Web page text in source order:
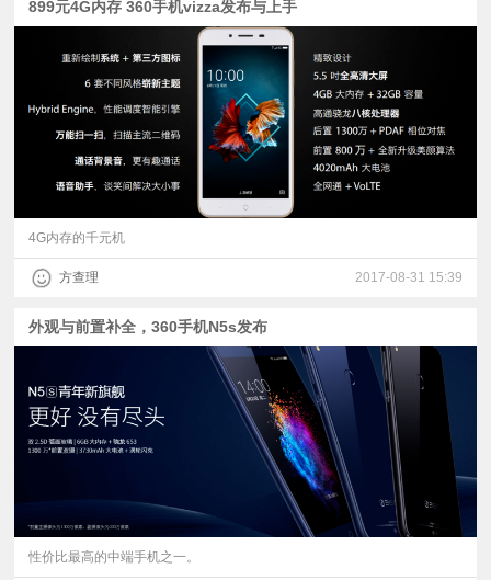
899元4G内存 360手机vizza发布与上手
4G内存的千元机
方查理 2017-08-31 15:39
外观与前置补全，360手机N5s发布
性价比最高的中端手机之一。